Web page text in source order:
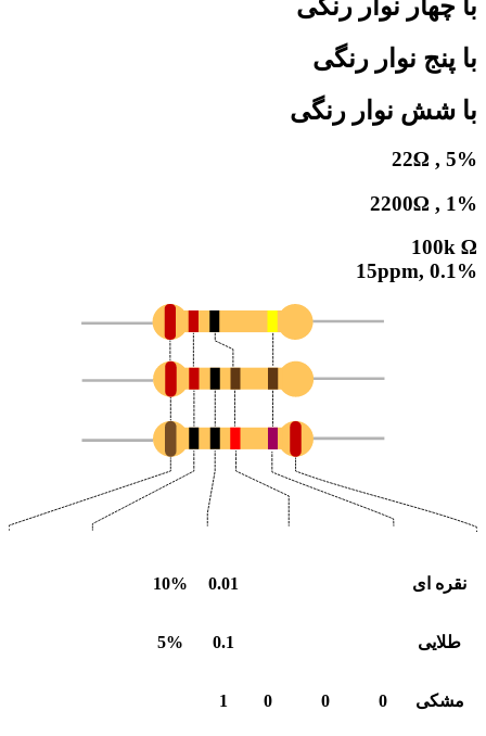
با چهار نوار رنگی
با پنج نوار رنگی
با شش نوار رنگی
22Ω , 5%
2200Ω , 1%
100k Ω
0.1% ,15ppm
نقره ای 0.01
10%
طلایی 0.1
5%
مشکی 0
0
0
1